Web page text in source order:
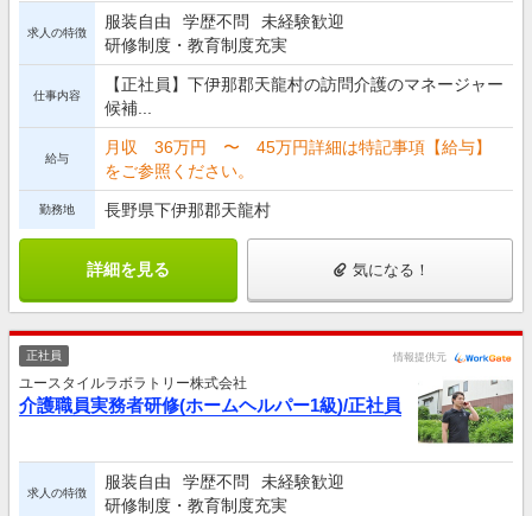
求人の特徴
服装自由 学歴不問
未経験歓迎
研修制度・教育制度充実
仕事内容
【正社員】下伊那郡天龍村の訪問介護のマネージャー
候補...
給与
月収 36万円 〜 45万円詳細は特記事項【給与】
をご参照ください。
勤務地 長野県下伊那郡天龍村
詳細を見る 気になる！
正社員 情報提供元
ユースタイルラボラトリー株式会社
介護職員実務者研修(ホームヘルパー1級)/正社員
求人の特徴
服装自由 学歴不問
未経験歓迎
研修制度・教育制度充実